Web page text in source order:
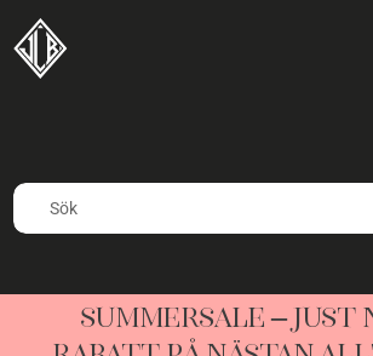
SUMMERSALE – JUST